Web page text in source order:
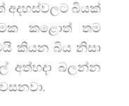
අදහස්වලට බියක්
කළොත් තම
කියන බිය නිසා
අත්හදා බලන්න